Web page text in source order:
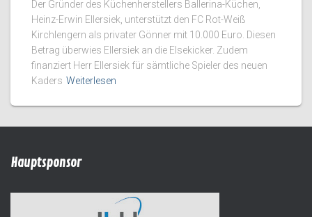
Der Gründer des Küchenherstellers Ballerina-Küchen,
Heinz-Erwin Ellersiek, unterstützt den FC Rot-Weiß
Kirchlengern als privater Gönner mit 10.000 Euro. Diesen
Betrag überwies Ellersiek an die Elsekicker. Zudem
finanziert Herr Ellersiek für sämtliche Spieler des neuen
Kaders Weiterlesen
Hauptsponsor